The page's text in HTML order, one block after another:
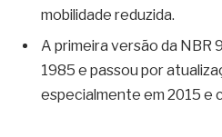
mobilidade reduzida.
A primeira versão da NBR
1985 e passou por
especialmente em 2015 e